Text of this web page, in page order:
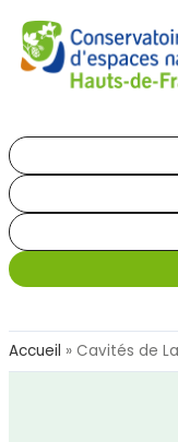
Accueil » Cavités de